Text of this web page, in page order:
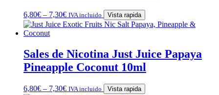
6,80€ – 7,30€ IVA incluido Vista rapida
Sales de Nicotina Just Juice Papaya
Pineapple Coconut 10ml
6,80€ – 7,30€ IVA incluido Vista rapida